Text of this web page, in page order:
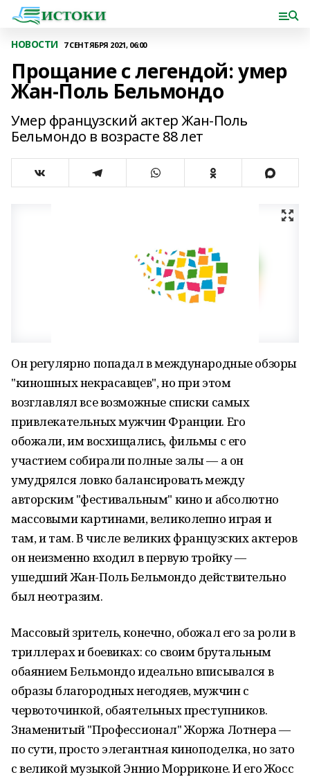
НОВОСТИ 7 СЕНТЯБРЯ 2021, 06:00
Прощание с легендой: умер
Жан-Поль Бельмондо
Умер французский актер Жан-Поль
Бельмондо в возрасте 88 лет
Он регулярно попадал в международные обзоры
"киношных некрасавцев", но при этом
возглавлял все возможные списки самых
привлекательных мужчин Франции. Его
обожали, им восхищались, фильмы с его
участием собирали полные залы — а он
умудрялся ловко балансировать между
авторским "фестивальным" кино и абсолютно
массовыми картинами, великолепно играя и
там, и там. В числе великих французских актеров
он неизменно входил в первую тройку —
ушедший Жан-Поль Бельмондо действительно
был неотразим.
Массовый зритель, конечно, обожал его за роли в
триллерах и боевиках: со своим брутальным
обаянием Бельмондо идеально вписывался в
образы благородных негодяев, мужчин с
червоточинкой, обаятельных преступников.
Знаменитый "Профессионал" Жоржа Лотнера —
по сути, просто элегантная киноподелка, но зато
с великой музыкой Эннио Морриконе. И его Жосс